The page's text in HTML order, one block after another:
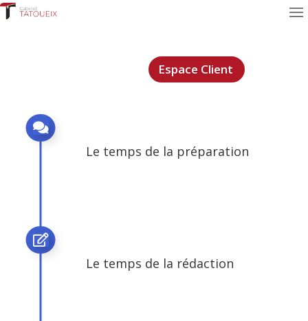
Espace Client
Le temps de la préparation

Le temps de la rédaction
